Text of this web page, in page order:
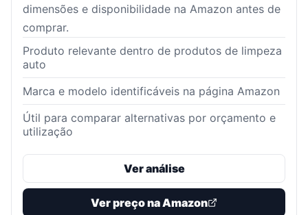
dimensões e disponibilidade na Amazon antes de
comprar.
Produto relevante dentro de produtos de limpeza
auto
Marca e modelo identificáveis na página Amazon
Útil para comparar alternativas por orçamento e
utilização
Ver análise
Ver preço na Amazon